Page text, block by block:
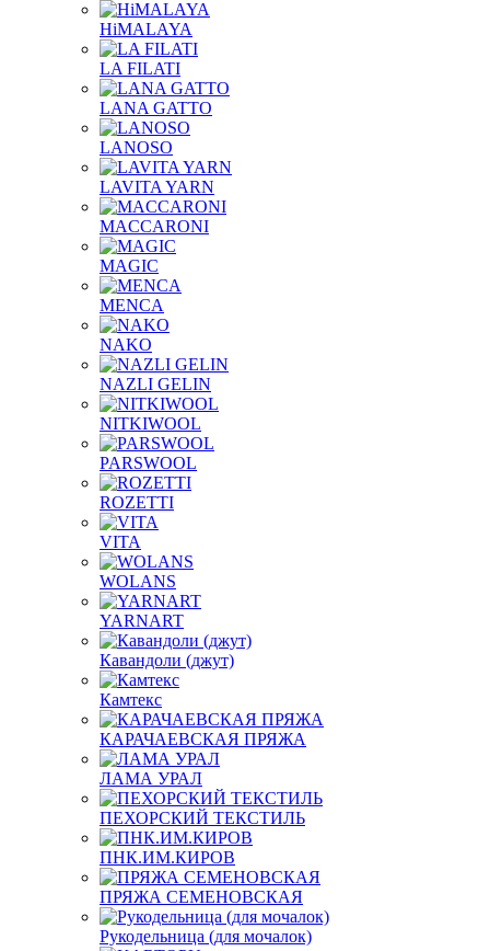
HiMALAYA
LA FILATI
LANA GATTO
LANOSO
LAVITA YARN
MACCARONI
MAGIC
MENCA
NAKO
NAZLI GELIN
NITKIWOOL
PARSWOOL
ROZETTI
VITA
WOLANS
YARNART
Кавандоли (джут)
Камтекс
КАРАЧАЕВСКАЯ ПРЯЖА
ЛАМА УРАЛ
ПЕХОРСКИЙ ТЕКСТИЛЬ
ПНК.ИМ.КИРОВ
ПРЯЖА СЕМЕНОВСКАЯ
Рукодельница (для мочалок)